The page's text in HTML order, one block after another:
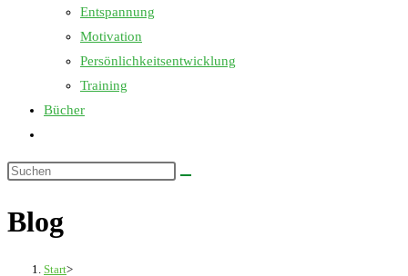
Entspannung
Motivation
Persönlichkeitsentwicklung
Training
Bücher
umschalten
Diese
durchsuchen
Blog
Start>